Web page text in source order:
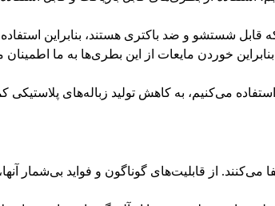
شستشو و ضد باکتری هستند، بنابراین
خوردن مایعات از این بطری‌ها به ما اطمینان
می‌کنیم، به کاهش تولید زباله‌های
از قابلیت‌های گوناگون و فواید بی‌شمار